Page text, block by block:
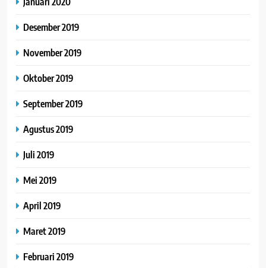
Desember 2019
November 2019
Oktober 2019
September 2019
Agustus 2019
Juli 2019
Mei 2019
April 2019
Maret 2019
Februari 2019